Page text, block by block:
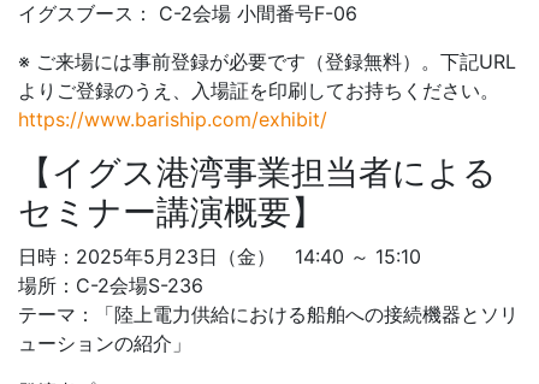
イグスブース： C-2会場 小間番号F-06
※ ご来場には事前登録が必要です（登録無料）。下記URL
よりご登録のうえ、入場証を印刷してお持ちください。
https://www.bariship.com/exhibit/
【イグス港湾事業担当者による
セミナー講演概要】
日時：2025年5月23日（金） 14:40 ～ 15:10
場所：C-2会場S-236
テーマ：「陸上電力供給における船舶への接続機器とソリ
ューションの紹介」